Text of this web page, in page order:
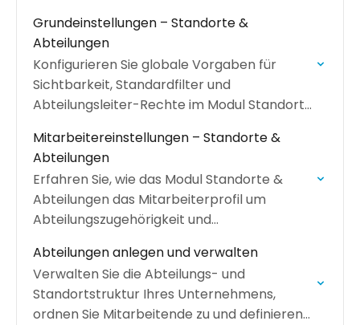
Grundeinstellungen – Standorte &
Abteilungen
Konfigurieren Sie globale Vorgaben für
Sichtbarkeit, Standardfilter und
Abteilungsleiter-Rechte im Modul Standorte
Mitarbeitereinstellungen – Standorte &
Abteilungen
Erfahren Sie, wie das Modul Standorte &
Abteilungen das Mitarbeiterprofil um
Abteilungszugehörigkeit und
Abteilungen anlegen und verwalten
Verwalten Sie die Abteilungs- und
Standortstruktur Ihres Unternehmens,
ordnen Sie Mitarbeitende zu und definieren